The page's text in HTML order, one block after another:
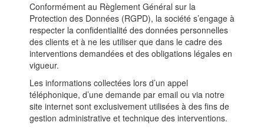
Conformément au Règlement Général sur la
Protection des Données (RGPD), la société s’engage à
respecter la confidentialité des données personnelles
des clients et à ne les utiliser que dans le cadre des
interventions demandées et des obligations légales en
vigueur.
Les informations collectées lors d’un appel
téléphonique, d’une demande par email ou via notre
site internet sont exclusivement utilisées à des fins de
gestion administrative et technique des interventions.